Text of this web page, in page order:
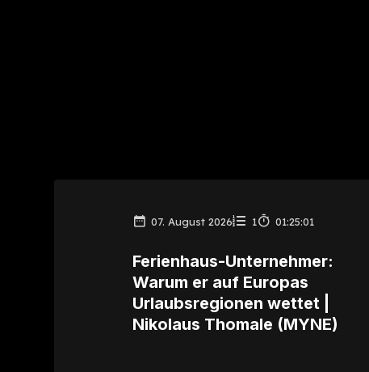
07. August 2026 1 01:25:01
Ferienhaus-Unternehmer:
Warum er auf Europas
Urlaubsregionen wettet |
Nikolaus Thomale (MYNE)